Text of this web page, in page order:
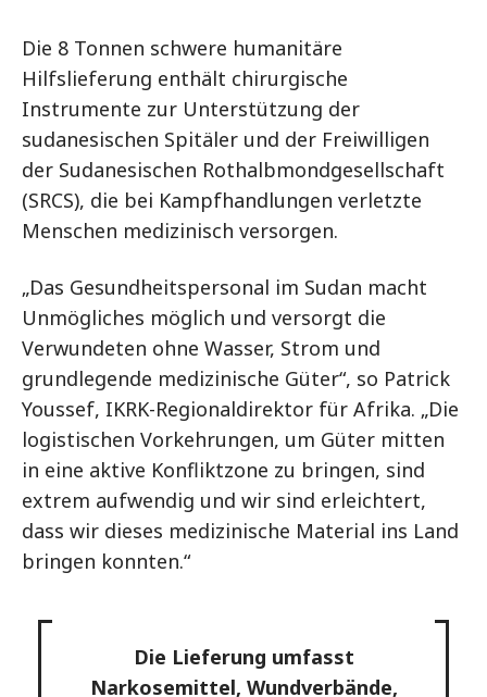
Die 8 Tonnen schwere humanitäre
Hilfslieferung enthält chirurgische
Instrumente zur Unterstützung der
sudanesischen Spitäler und der Freiwilligen
der Sudanesischen Rothalbmondgesellschaft
(SRCS), die bei Kampfhandlungen verletzte
Menschen medizinisch versorgen.
„Das Gesundheitspersonal im Sudan macht
Unmögliches möglich und versorgt die
Verwundeten ohne Wasser, Strom und
grundlegende medizinische Güter“, so Patrick
Youssef, IKRK-Regionaldirektor für Afrika. „Die
logistischen Vorkehrungen, um Güter mitten
in eine aktive Konfliktzone zu bringen, sind
extrem aufwendig und wir sind erleichtert,
dass wir dieses medizinische Material ins Land
bringen konnten.“
Die Lieferung umfasst
Narkosemittel, Wundverbände,